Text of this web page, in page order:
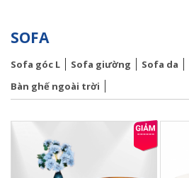
SOFA
Sofa góc L Sofa giường Sofa da
Bàn ghế ngoài trời